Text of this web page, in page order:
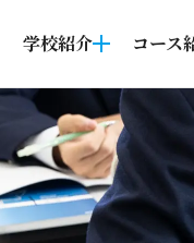
学校紹介 コース